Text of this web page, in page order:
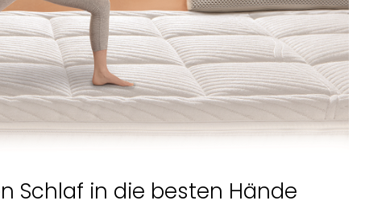
Schlaf in die besten Hände